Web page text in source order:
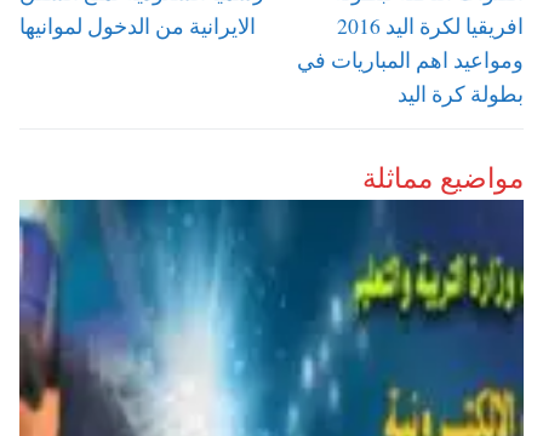
post:
افريقيا لكرة اليد 2016
ومواعيد اهم المباريات في
بطولة كرة اليد
post:
الايرانية من الدخول لموانيها
مواضيع مماثلة